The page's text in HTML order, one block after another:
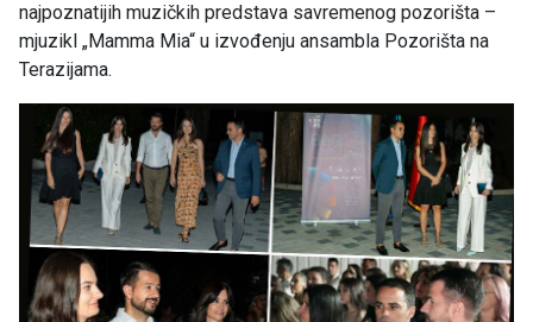
najpoznatijih muzičkih predstava savremenog pozorišta –
mjuzikl „Mamma Mia“ u izvođenju ansambla Pozorišta na
Terazijama.